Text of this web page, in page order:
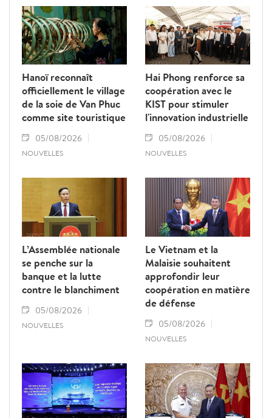
de haute qualité, durable et intelligente,
axée sur le tourisme écologique, le tourisme
de villégiature, le tourisme culturel et
spirituel, ainsi que le tourisme MICE.
Hanoï reconnaît
officiellement le village
de la soie de Van Phuc
comme site touristique
05/08/2026
NOUVELLES
Hai Phong renforce sa
coopération avec le
KIST pour stimuler
l'innovation industrielle
05/08/2026
NOUVELLES
L’Assemblée nationale
se penche sur la
banque et la lutte
contre le blanchiment
05/08/2026
NOUVELLES
Le Vietnam et la
Malaisie souhaitent
approfondir leur
coopération en matière
de défense
05/08/2026
NOUVELLES